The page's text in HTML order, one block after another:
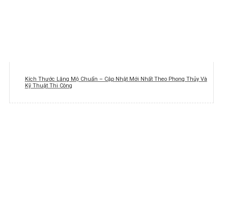
Kích Thước Lăng Mộ Chuẩn – Cập Nhật Mới Nhất Theo Phong Thủy Và
Kỹ Thuật Thi Công